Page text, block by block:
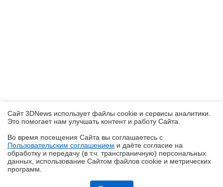
Обзор Midea VCR V15 EVO ULTRA: я просто хорошо убираю любое
Сайт 3DNews использует файлы cookie и сервисы аналитики.
Это помогает нам улучшать контент и работу Cайта.
Во время посещения Cайта вы соглашаетесь с
Пользовательским соглашением и даёте согласие на
обработку и передачу (в т.ч. трансграничную) персональных
данных, использование Cайтом файлов cookie и метрических
программ.